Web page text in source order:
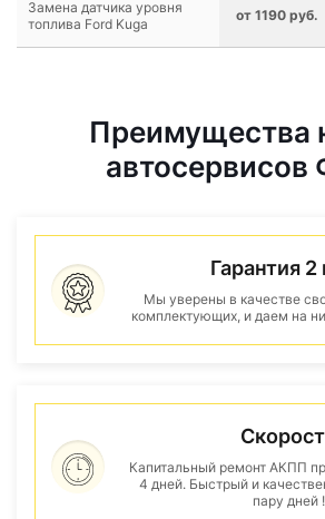
Замена датчика уровня
топлива Ford Kuga
от 1190 руб.
Преимущества
автосервисов
Гарантия 2
Мы уверены в качестве
комплектующих, и даем на
Капитальный ремонт АКПП
4 дней. Быстрый и
пару дней !